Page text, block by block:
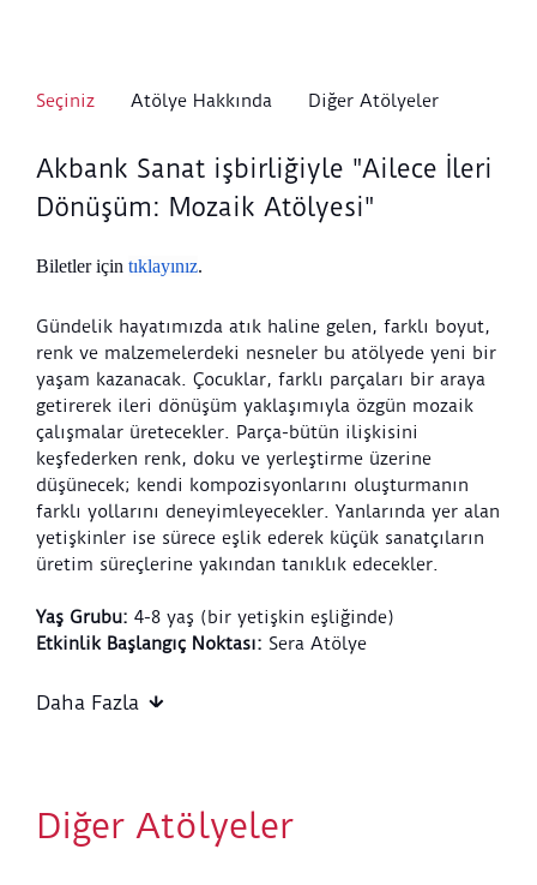
Seçiniz Atölye Hakkında Diğer Atölyeler
Akbank Sanat işbirliğiyle "Ailece İleri
Dönüşüm: Mozaik Atölyesi"
Biletler için tıklayınız.
Gündelik hayatımızda atık haline gelen, farklı boyut,
renk ve malzemelerdeki nesneler bu atölyede yeni bir
yaşam kazanacak. Çocuklar, farklı parçaları bir araya
getirerek ileri dönüşüm yaklaşımıyla özgün mozaik
çalışmalar üretecekler. Parça-bütün ilişkisini
keşfederken renk, doku ve yerleştirme üzerine
düşünecek; kendi kompozisyonlarını oluşturmanın
farklı yollarını deneyimleyecekler. Yanlarında yer alan
yetişkinler ise sürece eşlik ederek küçük sanatçıların
üretim süreçlerine yakından tanıklık edecekler.
Yaş Grubu: 4-8 yaş (bir yetişkin eşliğinde)
Etkinlik Başlangıç Noktası: Sera Atölye
Etkinlik Süresi:
Bu atölye Akbank Sanat işbirliğiyle düzenlenmektedir.
Atölye bileti 1 çocuk ve 1 yetişkini kapsar. Bir
Daha Fazla
Diğer Atölyeler